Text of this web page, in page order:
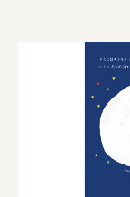
一般財団法
株式会社池田
岡野バルブ製
株式会社ふく